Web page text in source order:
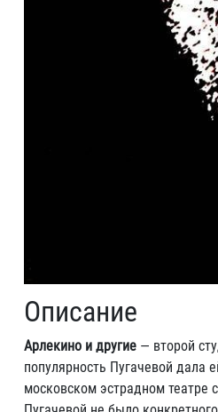
Описание
Арлекино и другие — второй
популярность Пугачевой дала
московском эстрадном театре